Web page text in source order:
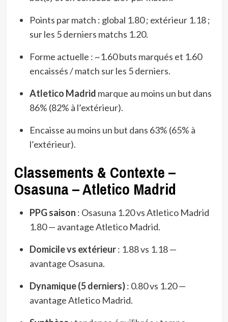
Points par match : global 1.80 ; extérieur 1.18 ;
sur les 5 derniers matchs 1.20.
Forme actuelle : ~1.60 buts marqués et 1.60
encaissés / match sur les 5 derniers.
Atletico Madrid marque au moins un but dans
86% (82% à l’extérieur).
Encaisse au moins un but dans 63% (65% à
l’extérieur).
Classements & Contexte –
Osasuna – Atletico Madrid
PPG saison : Osasuna 1.20 vs Atletico Madrid
1.80 — avantage Atletico Madrid.
Domicile vs extérieur: 1.88 vs 1.18 —
avantage Osasuna.
Dynamique (5 derniers): 0.80 vs 1.20 —
avantage Atletico Madrid.